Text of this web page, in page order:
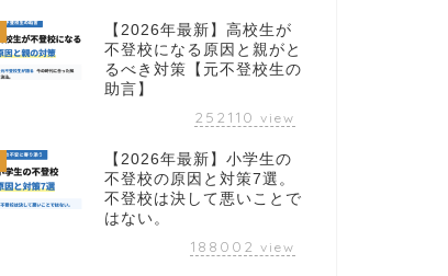
【2026年最新】高校生が
不登校になる原因と親がと
るべき対策【元不登校生の
助言】
252110 view
【2026年最新】小学生の
不登校の原因と対策7選。
不登校は決して悪いことで
はない。
188002 view